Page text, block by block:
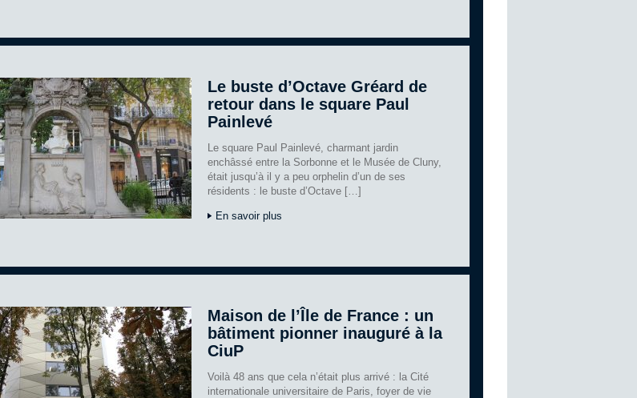
Le buste d’Octave Gréard de
retour dans le square Paul
Painlevé
Le square Paul Painlevé, charmant jardin
enchâssé entre la Sorbonne et le Musée de Cluny,
était jusqu’à il y a peu orphelin d’un de ses
résidents : le buste d’Octave […]
En savoir plus
Maison de l’Île de France : un
bâtiment pionner inauguré à la
CiuP
Voilà 48 ans que cela n’était plus arrivé : la Cité
internationale universitaire de Paris, foyer de vie